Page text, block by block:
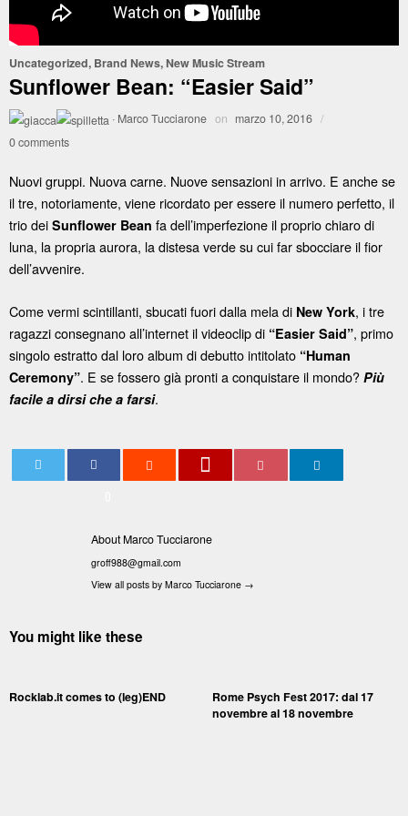
Uncategorized, Brand News, New Music Stream
Sunflower Bean: “Easier Said”
· Marco Tucciarone on marzo 10, 2016 /
0 comments
Nuovi gruppi. Nuova carne. Nuove sensazioni in arrivo. E anche se
il tre, notoriamente, viene ricordato per essere il numero perfetto, il
trio dei Sunflower Bean fa dell’imperfezione il proprio chiaro di
luna, la propria aurora, la distesa verde su cui far sbocciare il fior
dell’avvenire.
Come vermi scintillanti, sbucati fuori dalla mela di New York, i tre
ragazzi consegnano all’internet il videoclip di “Easier Said”, primo
singolo estratto dal loro album di debutto intitolato “Human
Ceremony”. E se fossero già pronti a conquistare il mondo? Più
facile a dirsi che a farsi.
About Marco Tucciarone
groff988@gmail.com
View all posts by Marco Tucciarone →
You might like these
Rocklab.it comes to (leg)END
Rome Psych Fest 2017: dal 17
novembre al 18 novembre